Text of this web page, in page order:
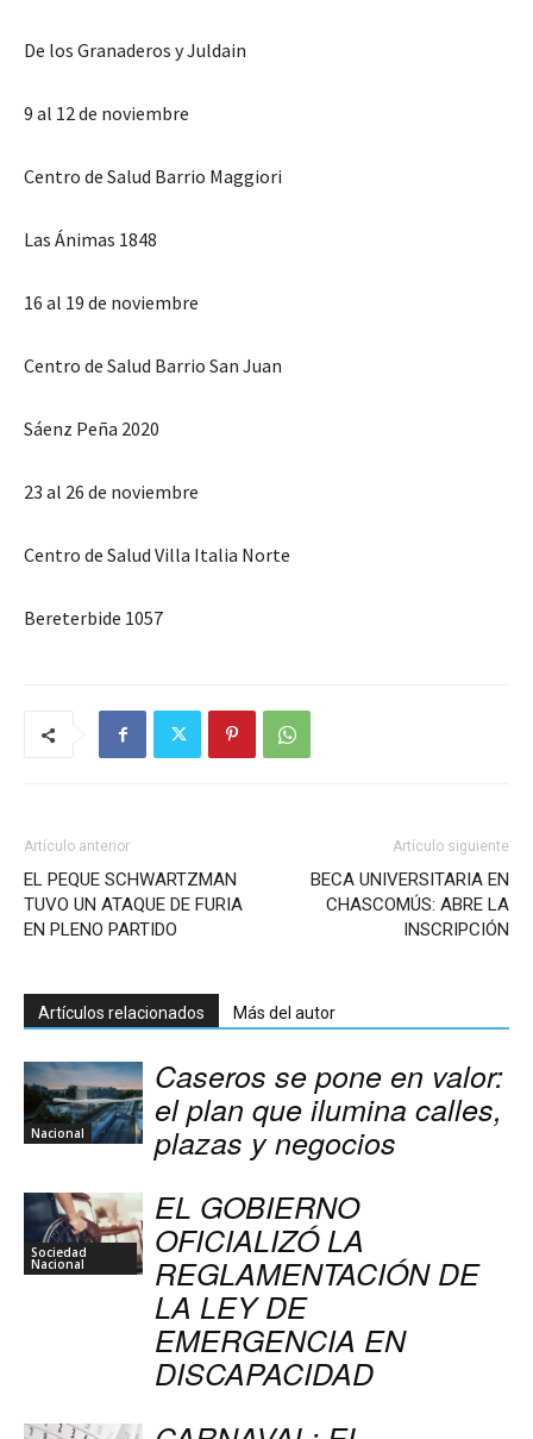
De los Granaderos y Juldain
9 al 12 de noviembre
Centro de Salud Barrio Maggiori
Las Ánimas 1848
16 al 19 de noviembre
Centro de Salud Barrio San Juan
Sáenz Peña 2020
23 al 26 de noviembre
Centro de Salud Villa Italia Norte
Bereterbide 1057
Artículo anterior
EL PEQUE SCHWARTZMAN
TUVO UN ATAQUE DE FURIA
EN PLENO PARTIDO
Artículo siguiente
BECA UNIVERSITARIA EN
CHASCOMÚS: ABRE LA
INSCRIPCIÓN
Artículos relacionados Más del autor
Nacional
Caseros se pone en valor:
el plan que ilumina calles,
plazas y negocios
Sociedad
Nacional
EL GOBIERNO
OFICIALIZÓ LA
REGLAMENTACIÓN DE
LA LEY DE
EMERGENCIA EN
DISCAPACIDAD